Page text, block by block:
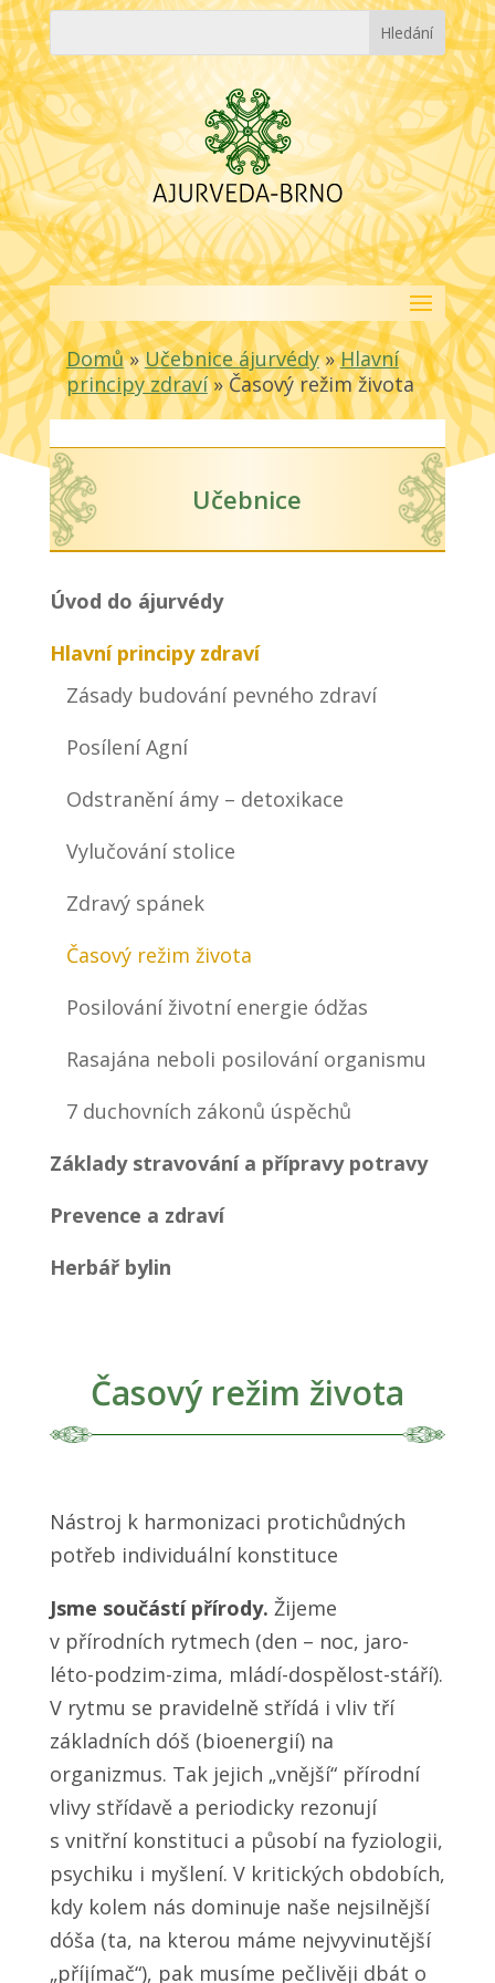
Domů»Učebnice ájurvédy»Hlavní
principy zdraví»Časový režim života
Učebnice
Úvod do ájurvédy
Hlavní principy zdraví
Zásady budování pevného zdraví
Posílení Agní
Odstranění ámy – detoxikace
Vylučování stolice
Zdravý spánek
Časový režim života
Posilování životní energie ódžas
Rasajána neboli posilování organismu
7 duchovních zákonů úspěchů
Základy stravování a přípravy potravy
Prevence a zdraví
Herbář bylin
Časový režim života
Nástroj k harmonizaci protichůdných
potřeb individuální konstituce
Jsme součástí přírody. Žijeme
v přírodních rytmech (den – noc, jaro-
léto-podzim-zima, mládí-dospělost-stáří).
V rytmu se pravidelně střídá i vliv tří
základních dóš (bioenergií) na
organizmus. Tak jejich „vnější“ přírodní
vlivy střídavě a periodicky rezonují
s vnitřní konstituci a působí na fyziologii,
psychiku i myšlení. V kritických obdobích,
kdy kolem nás dominuje naše nejsilnější
dóša (ta, na kterou máme nejvyvinutější
„příjímač“), pak musíme pečlivěji dbát o